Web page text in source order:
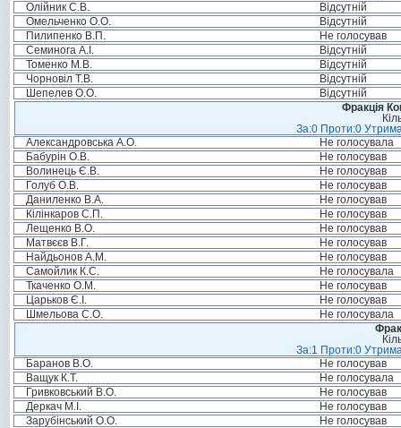
Олійник С.В.
Відсутній
Омельченко О.О.
Відсутній
Пилипенко В.П.
Не голосував
Семинога А.І.
Відсутній
Томенко М.В.
Відсутній
Чорновіл Т.В.
Відсутній
Шепелев О.О.
Відсутній
Фракція
За:0 Проти:0
Александровська А.О.
Не голосувала
Бабурін О.В.
Не голосував
Волинець Є.В.
Не голосував
Голуб О.В.
Не голосував
Даниленко В.А.
Не голосував
Кілінкаров С.П.
Не голосував
Лещенко В.О.
Не голосував
Матвєєв В.Г.
Не голосував
Найдьонов А.М.
Не голосував
Самойлик К.С.
Не голосувала
Ткаченко О.М.
Не голосував
Царьков Є.І.
Не голосував
Шмельова С.О.
Не голосувала
За:1 Проти:0
Баранов В.О.
Не голосував
Ващук К.Т.
Не голосувала
Гривковський В.О.
Не голосував
Деркач М.І.
Не голосував
Зарубінський О.О.
Не голосував